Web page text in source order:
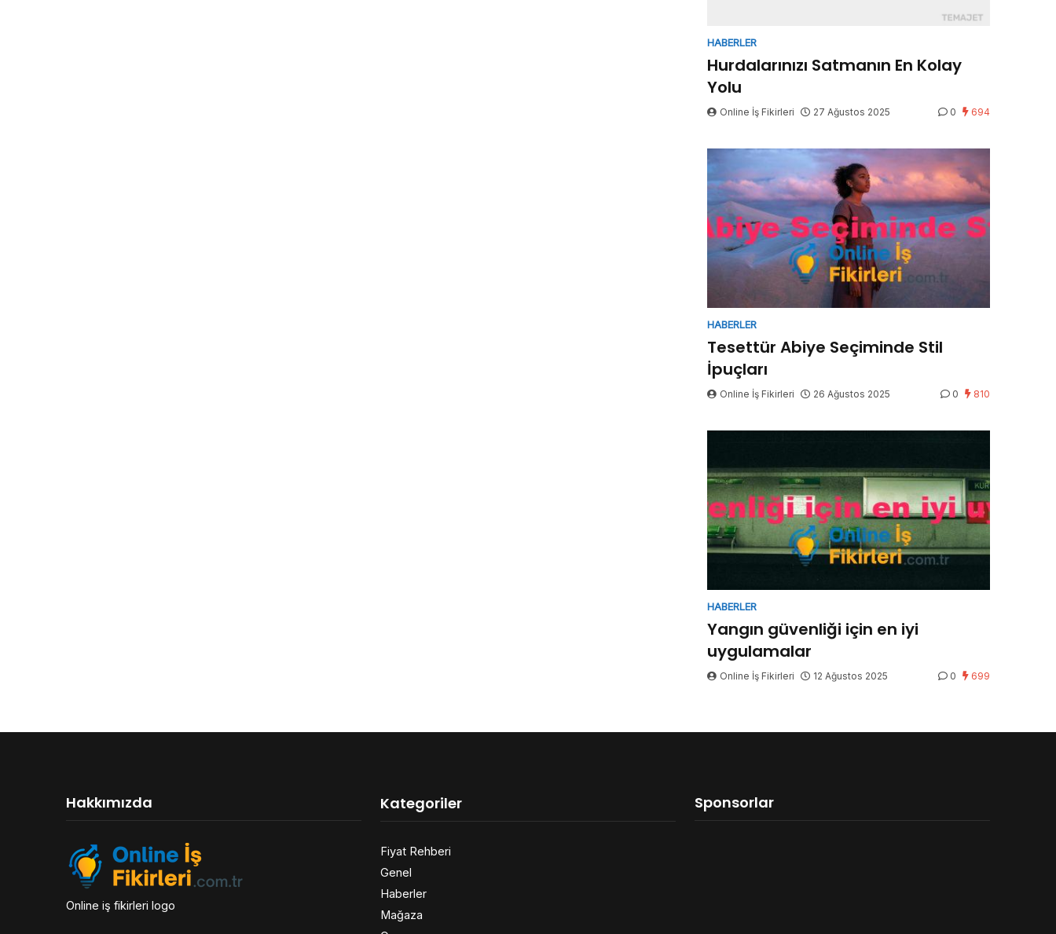
HABERLER
Hurdalarınızı Satmanın En Kolay
Yolu
Online İş Fikirleri 27 Ağustos 2025 0 694
HABERLER
Tesettür Abiye Seçiminde Stil
İpuçları
Online İş Fikirleri 26 Ağustos 2025 0 810
HABERLER
Yangın güvenliği için en iyi
uygulamalar
Online İş Fikirleri 12 Ağustos 2025 0 699
Hakkımızda
Online iş fikirleri logo
Kategoriler
Fiyat Rehberi
Genel
Haberler
Mağaza
Sponsorlar